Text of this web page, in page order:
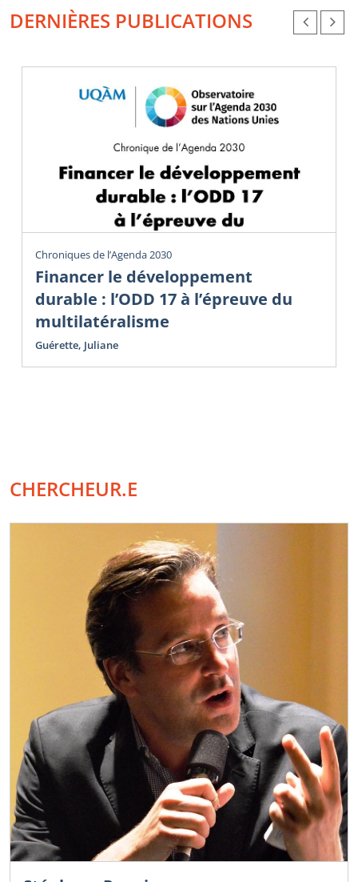
DERNIÈRES PUBLICATIONS
Chroniques de l’Agenda 2030
Financer le développement
durable : l’ODD 17 à l’épreuve du
multilatéralisme
Guérette, Juliane
CHERCHEUR.E